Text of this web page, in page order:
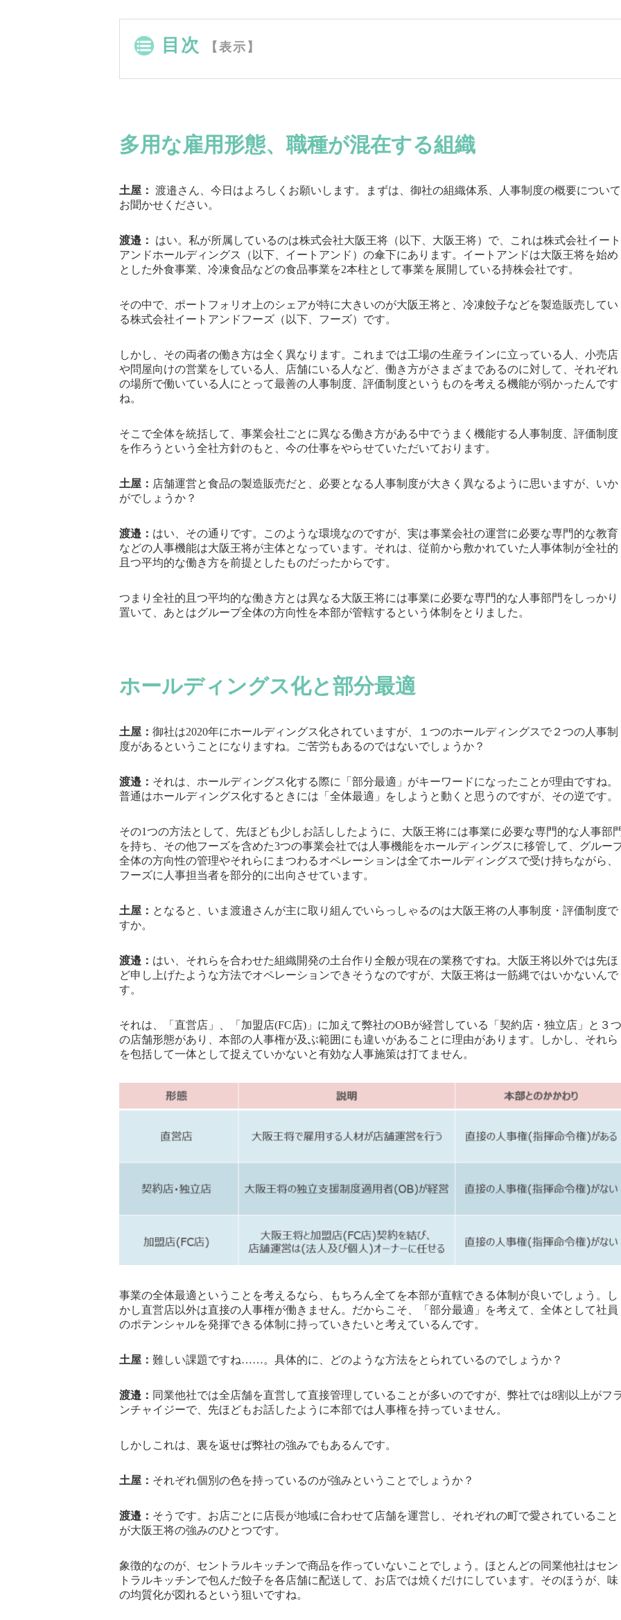
目次 【表示】
多用な雇用形態、職種が混在する組織
土屋： 渡邉さん、今日はよろしくお願いします。まずは、御社の組織体系、人事制度の概要について
お聞かせください。
渡邉：
はい。私が所属しているのは株式会社大阪王将（以下、大阪王将）で、これは株式会社イート
アンドホールディングス（以下、イートアンド）の傘下にあります。イートアンドは大阪王将を始め
とした外食事業、冷凍食品などの食品事業を2本柱として事業を展開している持株会社です。
その中で、ポートフォリオ上のシェアが特に大きいのが大阪王将と、冷凍餃子などを製造販売してい
る株式会社イートアンドフーズ（以下、フーズ）です。
しかし、その両者の働き方は全く異なります。これまでは工場の生産ラインに立っている人、小売店
や問屋向けの営業をしている人、店舗にいる人など、働き方がさまざまであるのに対して、それぞれ
の場所で働いている人にとって最善の人事制度、評価制度というものを考える機能が弱かったんです
ね。
そこで全体を統括して、事業会社ごとに異なる働き方がある中でうまく機能する人事制度、評価制度
を作ろうという全社方針のもと、今の仕事をやらせていただいております。
土屋： 店舗運営と食品の製造販売だと、必要となる人事制度が大きく異なるように思いますが、いか
がでしょうか？
渡邉： はい、その通りです。このような環境なのですが、実は事業会社の運営に必要な専門的な教育
などの人事機能は大阪王将が主体となっています。それは、従前から敷かれていた人事体制が全社的
且つ平均的な働き方を前提としたものだったからです。
つまり全社的且つ平均的な働き方とは異なる大阪王将には事業に必要な専門的な人事部門をしっかり
置いて、あとはグループ全体の方向性を本部が管轄するという体制をとりました。
ホールディングス化と部分最適
土屋： 御社は2020年にホールディングス化されていますが、１つのホールディングスで２つの人事制
度があるということになりますね。ご苦労もあるのではないでしょうか？
渡邉： それは、ホールディングス化する際に「部分最適」がキーワードになったことが理由ですね。
普通はホールディングス化するときには「全体最適」をしようと動くと思うのですが、その逆です。
その1つの方法として、先ほども少しお話ししたように、大阪王将には事業に必要な専門的な人事部
を持ち、その他フーズを含めた3つの事業会社では人事機能をホールディングスに移管して、グルー
全体の方向性の管理やそれらにまつわるオペレーションは全てホールディングスで受け持ちながら、
フーズに人事担当者を部分的に出向させています。
土屋： となると、いま渡邉さんが主に取り組んでいらっしゃるのは大阪王将の人事制度・評価制度で
すか。
渡邉： はい、それらを合わせた組織開発の土台作り全般が現在の業務ですね。大阪王将以外では先ほ
ど申し上げたような方法でオペレーションできそうなのですが、大阪王将は一筋縄ではいかないんで
す。
それは、「直営店」、「加盟店(FC店)」に加えて弊社のOBが経営している「契約店・独立店」と３つ
の店舗形態があり、本部の人事権が及ぶ範囲にも違いがあることに理由があります。しかし、それら
を包括して一体として捉えていかないと有効な人事施策は打てません。
事業の全体最適ということを考えるなら、もちろん全てを本部が直轄できる体制が良いでしょう。し
かし直営店以外は直接の人事権が働きません。だからこそ、「部分最適」を考えて、全体として社員
のポテンシャルを発揮できる体制に持っていきたいと考えているんです。
土屋： 難しい課題ですね……。具体的に、どのような方法をとられているのでしょうか？
渡邉： 同業他社では全店舗を直営して直接管理していることが多いのですが、弊社では8割以上がフ
ンチャイジーで、先ほどもお話したように本部では人事権を持っていません。
しかしこれは、裏を返せば弊社の強みでもあるんです。
土屋： それぞれ個別の色を持っているのが強みということでしょうか？
渡邉： そうです。お店ごとに店長が地域に合わせて店舗を運営し、それぞれの町で愛されていること
が大阪王将の強みのひとつです。
象徴的なのが、セントラルキッチンで商品を作っていないことでしょう。ほとんどの同業他社はセン
トラルキッチンで包んだ餃子を各店舗に配送して、お店では焼くだけにしています。そのほうが、味
の均質化が図れるという狙いですね。